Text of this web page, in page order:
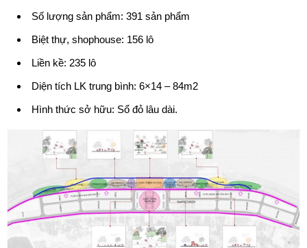
Số lượng sản phẩm: 391 sản phẩm
Biệt thự, shophouse: 156 lô
Liền kề: 235 lô
Diện tích LK trung bình: 6×14 – 84m2
Hình thức sở hữu: Sổ đỏ lâu dài.